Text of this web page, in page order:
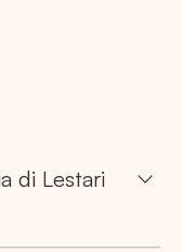
di Lestari